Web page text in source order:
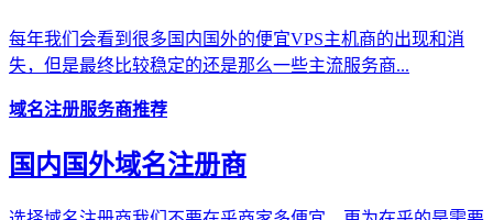
每年我们会看到很多国内国外的便宜VPS主机商的出现和消
失，但是最终比较稳定的还是那么一些主流服务商...
域名注册服务商推荐
国内国外域名注册商